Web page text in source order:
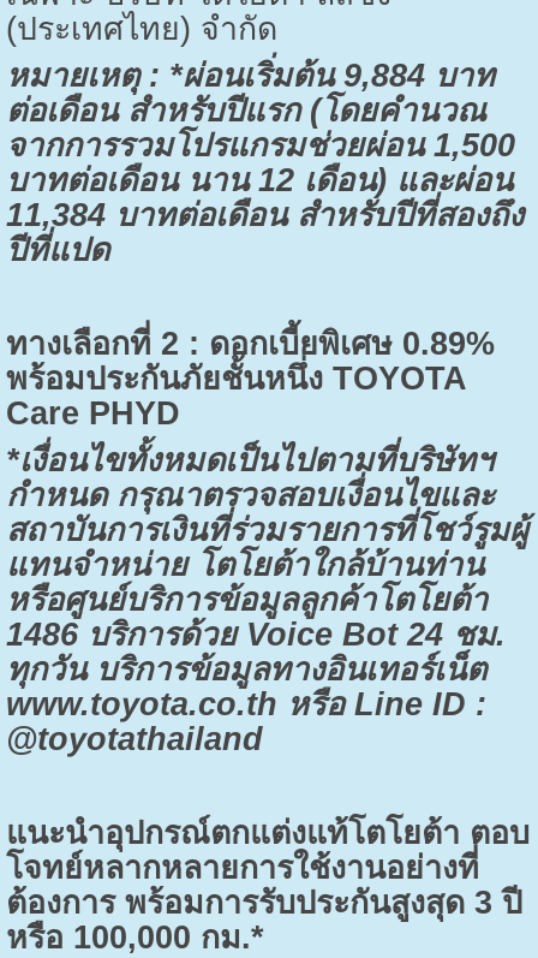
(ประเทศไทย) จำกัด
หมายเหตุ : *ผ่อนเริ่มต้น 9,884บาท
ต่อเดือน สำหรับปีแรก (โดยคำนวณ
จากการรวมโปรแกรมช่วยผ่อน 1,500
บาทต่อเดือน นาน 12เดือน) และผ่อน
11,384บาทต่อเดือน สำหรับปีที่สองถึง
ปีที่แปด
ทางเลือกที่ 2 : ดอกเบี้ยพิเศษ 0.89%
พร้อมประกันภัยชั้นหนึ่ง TOYOTA
Care PHYD
*เงื่อนไขทั้งหมดเป็นไปตามที่บริษัทฯ
กำหนด กรุณาตรวจสอบเงื่อนไขและ
สถาบันการเงินที่ร่วมรายการที่โชว์รูมผู้
แทนจำหน่าย โตโยต้าใกล้บ้านท่าน
หรือศูนย์บริการข้อมูลลูกค้าโตโยต้า
1486บริการด้วย Voice Bot 24ชม.
ทุกวัน บริการข้อมูลทางอินเทอร์เน็ต
www.toyota.co.th หรือ Line ID :
@toyotathailand
แนะนำอุปกรณ์ตกแต่งแท้โตโยต้า ตอบ
โจทย์หลากหลายการใช้งานอย่างที่
ต้องการ พร้อมการรับประกันสูงสุด 3 ปี
หรือ 100,000 กม.*